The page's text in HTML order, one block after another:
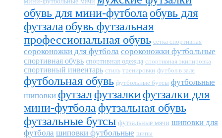
обувь для мини-футбола обувь для
футзала обувь футзальная
профессиональная обувь сетка спортивная
сороконожки для футбола сороконожки футбольные
спортивная обувь спортивная одежда спортивная экипировка
спортивный инвентарь стиль тренировки футбол в зале
футбольная обувь футбольные бутсы футбольные
шиповки футзалфутзалкифутзалки для
мини-футбола футзальная обувь
футзальные бутсы футзальные мячи шиповки для
футбола шиповки футбольные шипы